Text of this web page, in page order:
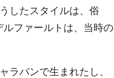
したスタイルは、俗
ファールトは、当時の
ラバンで生まれたし、